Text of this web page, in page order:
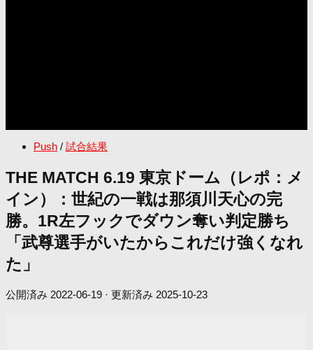
Push / 試合結果
THE MATCH 6.19 東京ドーム（レポ：メ
イン）：世紀の一戦は那須川天心の完
勝。1R左フックでダウン奪い判定勝ち
「武尊選手がいたからこれだけ強くなれ
た」
公開済み 2022-06-19 · 更新済み 2025-10-23